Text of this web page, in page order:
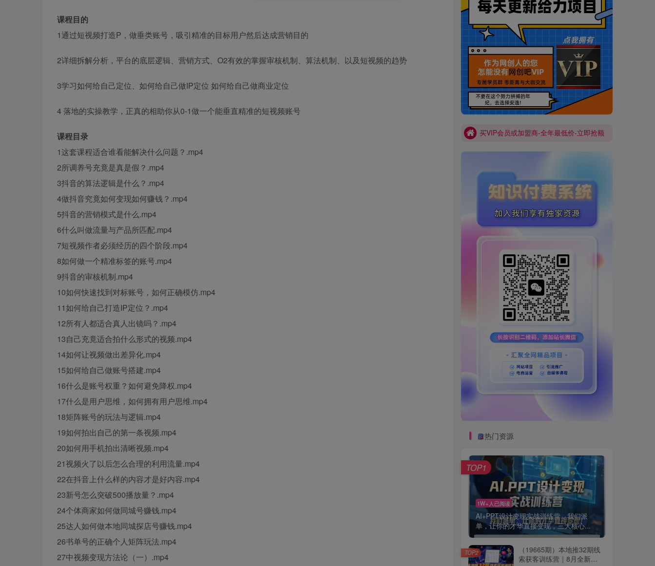
课程目的
1通过短视频打造P，做垂类账号，吸引精准的目标用户然后达成营销目的
2详细拆解分析，平台的底层逻辑、营销方式、O2有效的掌握审核机制、算法机制、以及短视频的趋势
3学习如何给自己定位、如何给自己做IP定位 如何给自己做商业定位
4 落地的实操教学，正真的相助你从0-1做一个能垂直精准的短视频账号
课程目录
1这套课程适合谁看能解决什么问题？.mp4
2所调养号充竟是真是假？.mp4
3抖音的算法逻辑是什么？.mp4
4做抖音究竟如何变现如何赚钱？.mp4
5抖音的营销模式是什么.mp4
6什么叫做流量与产品所匹配.mp4
7短视频作者必须经历的四个阶段.mp4
8如何做一个精准标签的账号.mp4
9抖音的审核机制.mp4
10如何快速找到对标账号，如何正确模仿.mp4
11如何给自己打造IP定位？.mp4
12所有人都适合真人出镜吗？.mp4
13自己充竟适合拍什么形式的视频.mp4
14如何让视频做出差异化.mp4
15如何给自己做账号搭建.mp4
16什么是账号权重？如何避免降权.mp4
17什么是用户思维，如何拥有用户思维.mp4
18矩阵账号的玩法与逻辑.mp4
19如何拍出自己的第一条视频.mp4
20如何用手机拍出清晰视频.mp4
21视频火了以后怎么合理的利用流量.mp4
22在抖音上什么样的内容才是好内容.mp4
23新号怎么突破500播放量？.mp4
24个体商家如何做同城号赚钱.mp4
25达人如何做本地同城探店号赚钱.mp4
26书单号的正确个人矩阵玩法.mp4
27中视频变现方法论（一）.mp4
买VIP会员或加盟商-全年最低价-立即抢额
网创吧-限时优惠 别错过!
买VIP会员或加盟商-全年最低价-立即抢额
网创吧-限时优惠 别错过!
热门资源
1W+人已阅读
AI+PPT设计变现实战训练营，我们派
单，让你的才华直接变现，三大核心...
TOP1
（19665期）本地推32期线
索获客训练营｜8月全新
TOP2